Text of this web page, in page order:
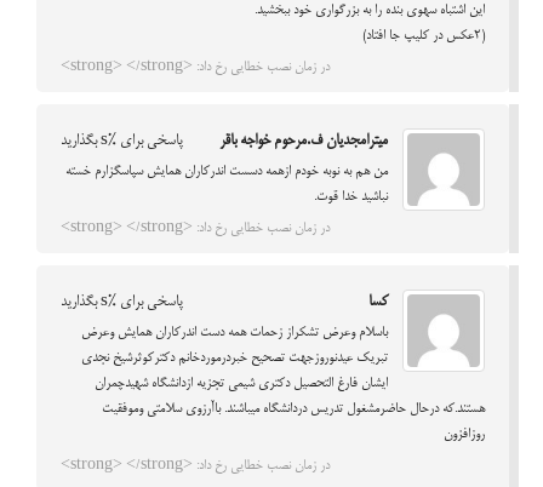
این اشتباه سهوی بنده را به بزرگواری خود ببخشید.
(۲عکس در کلیپ جا افتاد)
در زمان نصب خطایی رخ داد: <strong> </strong>
میترامجدیان ف.مرحوم خواجه باقر پاسخی برای %s بگذارید
من هم به نوبه خودم ازهمه دسست اندرکاران همایش سپاسگزارم خسته
نباشید خدا قوت.
در زمان نصب خطایی رخ داد: <strong> </strong>
کسا پاسخی برای %s بگذارید
باسلام وعرض تشکراز زحمات همه دست اندرکاران همایش وعرض
تبریک عیدنوروزجهت تصحیح خبردرموردخانم دکترکوثرشیخ نجدی
ایشان فارغ التحصیل دکتری شیمی تجزیه ازدانشگاه شهیدچمران
هستند.که درحال حاضرمشغول تدریس دردانشگاه میباشند. باآرزوی سلامتی وموفقیت
روزافزون
در زمان نصب خطایی رخ داد: <strong> </strong>